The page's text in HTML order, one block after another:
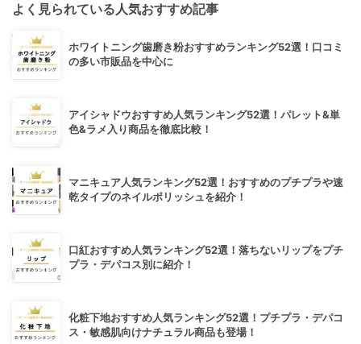
よく見られている人気おすすめ記事
ホワイトニング歯磨き粉おすすめランキング52選！口コミ
の多い市販品を中心に
アイシャドウおすすめ人気ランキング52選！パレット&単
色&ラメ入り商品を徹底比較！
マニキュア人気ランキング52選！おすすめのプチプラや速
乾タイプのネイルポリッシュを紹介！
口紅おすすめ人気ランキング52選！落ちないリップをプチ
プラ・デパコス別に紹介！
化粧下地おすすめ人気ランキング52選！プチプラ・デパコ
ス・敏感肌向けナチュラル商品も登場！